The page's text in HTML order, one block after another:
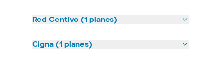
Red Centivo (1 planes)
Cigna (1 planes)